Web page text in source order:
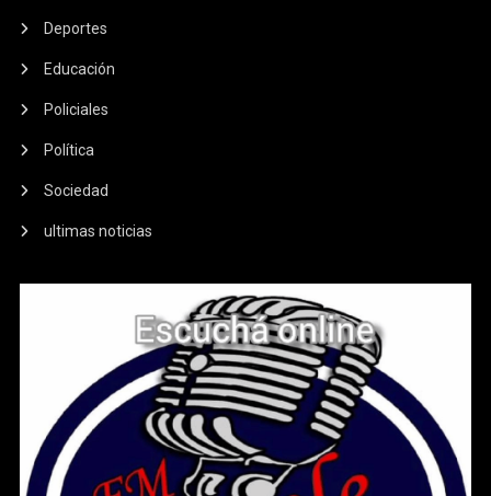
Deportes
Educación
Policiales
Política
Sociedad
ultimas noticias